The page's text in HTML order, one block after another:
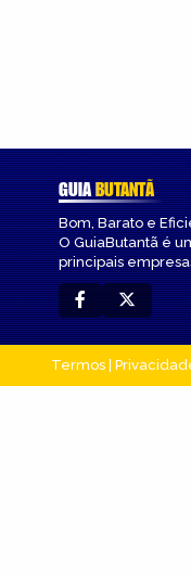
GUIABUTANTÃ
Bom, Barato e
O GuiaButantã é
principais
Termos |